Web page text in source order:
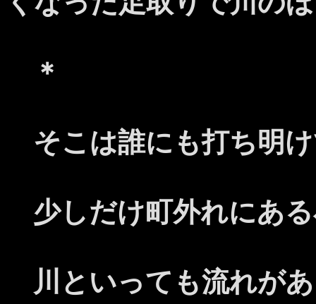
＊
そこは誰にも打ち明
少しだけ町外れにあ
川といっても流れが